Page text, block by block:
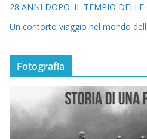
28 ANNI DOPO: IL TEMPIO DELLE
Un contorto viaggio nel mondo
Fotografia